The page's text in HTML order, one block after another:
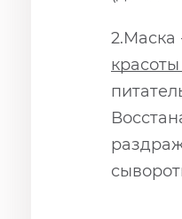
2.Маска